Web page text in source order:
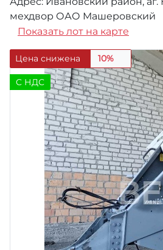
мехдвор ОАО Машеровский
Показать лот на карте
Цена снижена 10%
C НДС